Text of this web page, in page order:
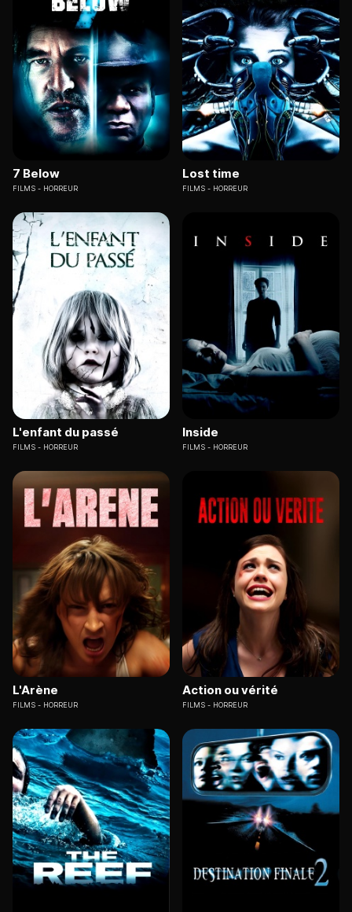
7 Below
FILMS HORREUR
Lost time
FILMS HORREUR
L'enfant du passé
FILMS HORREUR
Inside
FILMS HORREUR
L'Arène
FILMS HORREUR
Action ou vérité
FILMS HORREUR